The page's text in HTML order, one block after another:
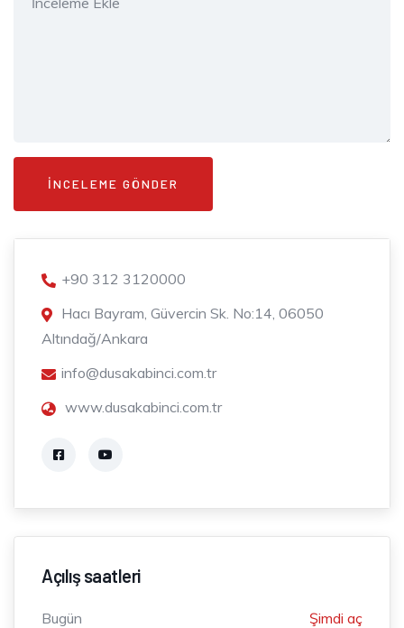
+90 312 3120000
Hacı Bayram, Güvercin Sk. No:14, 06050
Altındağ/Ankara
info@dusakabinci.com.tr
www.dusakabinci.com.tr
Açılış saatleri
Bugün Şimdi aç